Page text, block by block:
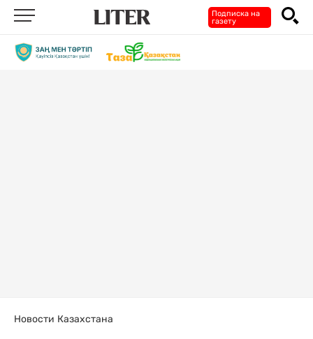
Подписка на
газету
Новости Казахстана